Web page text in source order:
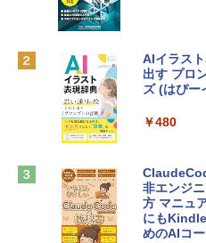
￥137,800
tomtoc
￥2,952
Apple
Microsoft
4(最新 永
Robloxギ
定バーチ
インゲー
ラインコ
AIイラス
出す プロ
ズ (はぴ
￥480
非エンジ
方 マニュ
にも
めのAIコ